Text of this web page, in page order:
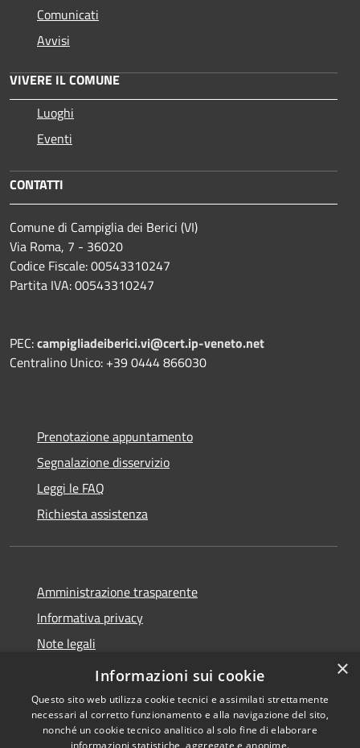
Comunicati
Avvisi
VIVERE IL COMUNE
Luoghi
Eventi
CONTATTI
Comune di Campiglia dei Berici (VI)
Via Roma, 7 - 36020
Codice Fiscale: 00543310247
Partita IVA: 00543310247
PEC:campigliadeiberici.vi@cert.ip-veneto.net
Centralino Unico: +39 0444 866030
Prenotazione appuntamento
Segnalazione disservizio
Leggi le FAQ
Richiesta assistenza
Amministrazione trasparente
Informativa privacy
Note legali
Dichiarazione di accessibilità
×
Informazioni sui cookie
Questo sito web utilizza cookie tecnici e assimilati strettamente
necessari al corretto funzionamento e alla navigazione del sito,
nonché un cookie tecnico analitico al solo fine di elaborare
informazioni statistiche, aggregate e anonime.